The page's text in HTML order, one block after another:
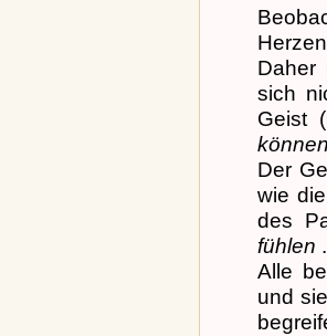
Daher
sich
Geist
Der
wie
des
fühlen
Alle
und